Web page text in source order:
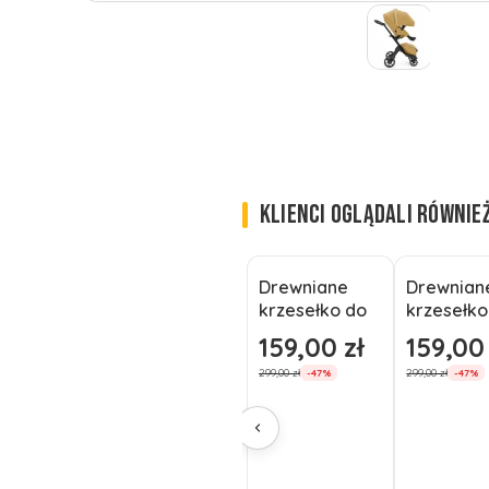
KLIENCI OGLĄDALI
Okazja
Drewniane
krzesełko do
karmienia
rosnące
regulowane
podnóżek
Białe
Cena promocyjna
159,00 zł
299,00 zł -47%
Okazja
karmienia
rosnące
Cena
159,00
299,00 zł -47%